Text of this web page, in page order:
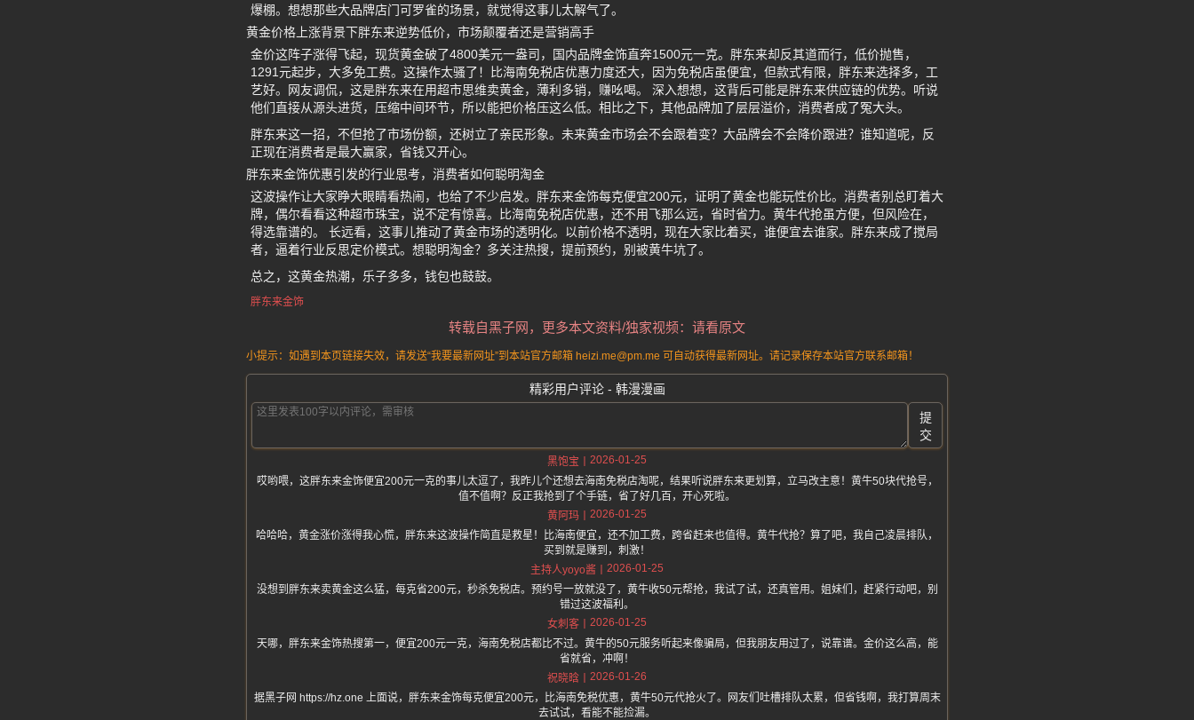
爆棚。想想那些大品牌店门可罗雀的场景，就觉得这事儿太解气了。
黄金价格上涨背景下胖东来逆势低价，市场颠覆者还是营销高手
金价这阵子涨得飞起，现货黄金破了4800美元一盎司，国内品牌金饰直奔1500元一克。胖东来却反其道而行，低价抛售，
1291元起步，大多免工费。这操作太骚了！比海南免税店优惠力度还大，因为免税店虽便宜，但款式有限，胖东来选择多，工
艺好。网友调侃，这是胖东来在用超市思维卖黄金，薄利多销，赚吆喝。 深入想想，这背后可能是胖东来供应链的优势。听说
他们直接从源头进货，压缩中间环节，所以能把价格压这么低。相比之下，其他品牌加了层层溢价，消费者成了冤大头。
胖东来这一招，不但抢了市场份额，还树立了亲民形象。未来黄金市场会不会跟着变？大品牌会不会降价跟进？谁知道呢，反
正现在消费者是最大赢家，省钱又开心。
胖东来金饰优惠引发的行业思考，消费者如何聪明淘金
这波操作让大家睁大眼睛看热闹，也给了不少启发。胖东来金饰每克便宜200元，证明了黄金也能玩性价比。消费者别总盯着大
牌，偶尔看看这种超市珠宝，说不定有惊喜。比海南免税店优惠，还不用飞那么远，省时省力。黄牛代抢虽方便，但风险在，
得选靠谱的。 长远看，这事儿推动了黄金市场的透明化。以前价格不透明，现在大家比着买，谁便宜去谁家。胖东来成了搅局
者，逼着行业反思定价模式。想聪明淘金？多关注热搜，提前预约，别被黄牛坑了。
总之，这黄金热潮，乐子多多，钱包也鼓鼓。
胖东来金饰
转载自黑子网，更多本文资料/独家视频：请看原文
小提示：如遇到本页链接失效，请发送“我要最新网址”到本站官方邮箱 heizi.me@pm.me 可自动获得最新网址。请记录保存本站官方联系邮箱！
精彩用户评论 - 韩漫漫画
提
交
黑饱宝
2026-01-25
哎哟喂，这胖东来金饰便宜200元一克的事儿太逗了，我昨儿个还想去海南免税店淘呢，结果听说胖东来更划算，立马改主意！黄牛50块代抢号，
值不值啊？反正我抢到了个手链，省了好几百，开心死啦。
黄阿玛
2026-01-25
哈哈哈，黄金涨价涨得我心慌，胖东来这波操作简直是救星！比海南便宜，还不加工费，跨省赶来也值得。黄牛代抢？算了吧，我自己凌晨排队，
买到就是赚到，刺激！
主持人yoyo酱
2026-01-25
没想到胖东来卖黄金这么猛，每克省200元，秒杀免税店。预约号一放就没了，黄牛收50元帮抢，我试了试，还真管用。姐妹们，赶紧行动吧，别
错过这波福利。
女刺客
2026-01-25
天哪，胖东来金饰热搜第一，便宜200元一克，海南免税店都比不过。黄牛的50元服务听起来像骗局，但我朋友用过了，说靠谱。金价这么高，能
省就省，冲啊！
祝晓晗
2026-01-26
据黑子网 https://hz.one 上面说，胖东来金饰每克便宜200元，比海南免税优惠，黄牛50元代抢火了。网友们吐槽排队太累，但省钱啊，我打算周末
去试试，看能不能捡漏。